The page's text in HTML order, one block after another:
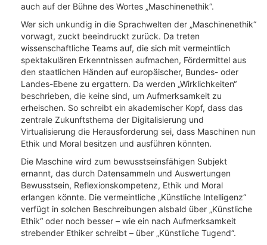
auch auf der Bühne des Wortes „Maschinenethik“.
Wer sich unkundig in die Sprachwelten der „Maschinenethik“
vorwagt, zuckt beeindruckt zurück. Da treten
wissenschaftliche Teams auf, die sich mit vermeintlich
spektakulären Erkenntnissen aufmachen, Fördermittel aus
den staatlichen Händen auf europäischer, Bundes- oder
Landes-Ebene zu ergattern. Da werden „Wirklichkeiten“
beschrieben, die keine sind, um Aufmerksamkeit zu
erheischen. So schreibt ein akademischer Kopf, dass das
zentrale Zukunftsthema der Digitalisierung und
Virtualisierung die Herausforderung sei, dass Maschinen nun
Ethik und Moral besitzen und ausführen könnten.
Die Maschine wird zum bewusstseinsfähigen Subjekt
ernannt, das durch Datensammeln und Auswertungen
Bewusstsein, Reflexionskompetenz, Ethik und Moral
erlangen könnte. Die vermeintliche „Künstliche Intelligenz“
verfügt in solchen Beschreibungen alsbald über „Künstliche
Ethik“ oder noch besser – wie ein nach Aufmerksamkeit
strebender Ethiker schreibt – über „Künstliche Tugend“.